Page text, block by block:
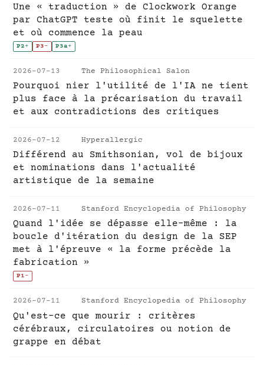
Une « traduction » de Clockwork Orange
par ChatGPT teste où finit le squelette
et où commence la peau
P2+ P3- P3a+
2026-07-13 The Philosophical Salon
Pourquoi nier l'utilité de l'IA ne tient
plus face à la précarisation du travail
et aux contradictions des critiques
2026-07-12 Hyperallergic
Différend au Smithsonian, vol de bijoux
et nominations dans l'actualité
artistique de la semaine
2026-07-11 Stanford Encyclopedia of Philosophy
Quand l'idée se dépasse elle-même : la
boucle d'itération du design de la SEP
met à l'épreuve « la forme précède la
fabrication »
P1-
2026-07-11 Stanford Encyclopedia of Philosophy
Qu'est-ce que mourir : critères
cérébraux, circulatoires ou notion de
grappe en débat